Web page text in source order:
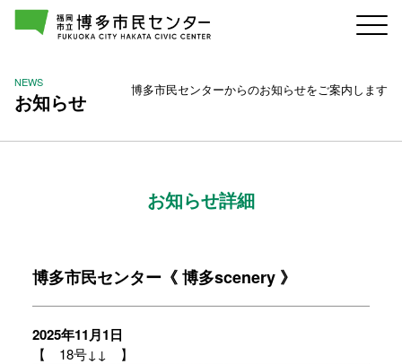
NEWS
お知らせ 博多市民センターからのお知らせをご案内します
お知らせ詳細
博多市民センター《 博多scenery 》
2025年11月1日
【 18号↓↓ 】